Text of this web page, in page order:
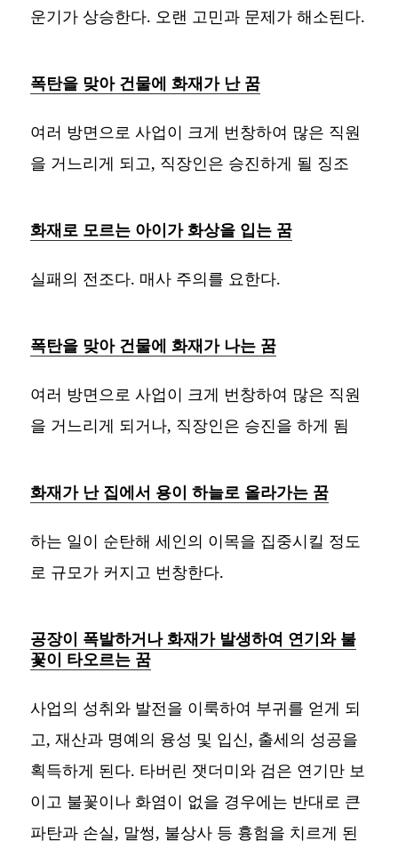
운기가 상승한다. 오랜 고민과 문제가 해소된다.
폭탄을 맞아 건물에 화재가 난 꿈
여러 방면으로 사업이 크게 번창하여 많은 직원
을 거느리게 되고, 직장인은 승진하게 될 징조
화재로 모르는 아이가 화상을 입는 꿈
실패의 전조다. 매사 주의를 요한다.
폭탄을 맞아 건물에 화재가 나는 꿈
여러 방면으로 사업이 크게 번창하여 많은 직원
을 거느리게 되거나, 직장인은 승진을 하게 됨
화재가 난 집에서 용이 하늘로 올라가는 꿈
하는 일이 순탄해 세인의 이목을 집중시킬 정도
로 규모가 커지고 번창한다.
공장이 폭발하거나 화재가 발생하여 연기와 불
꽃이 타오르는 꿈
사업의 성취와 발전을 이룩하여 부귀를 얻게 되
고, 재산과 명예의 융성 및 입신, 출세의 성공을
획득하게 된다. 타버린 잿더미와 검은 연기만 보
이고 불꽃이나 화염이 없을 경우에는 반대로 큰
파탄과 손실, 말썽, 불상사 등 흉험을 치르게 된